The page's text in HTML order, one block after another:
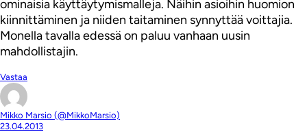
ominaisia käyttäytymismalleja. Näihin asioihin huomion
kiinnittäminen ja niiden taitaminen synnyttää voittajia.
Monella tavalla edessä on paluu vanhaan uusin
mahdollistajin.
Vastaa
Mikko Marsio (@MikkoMarsio)
23.04.2013